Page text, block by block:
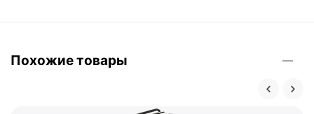
Похожие товары